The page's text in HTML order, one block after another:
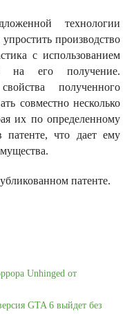
технологии
производство
с использованием
на его получение.
полученного
совместно несколько
их по определенному
что дает ему
патенте.
Unhinged от
GTA 6 выйдет без